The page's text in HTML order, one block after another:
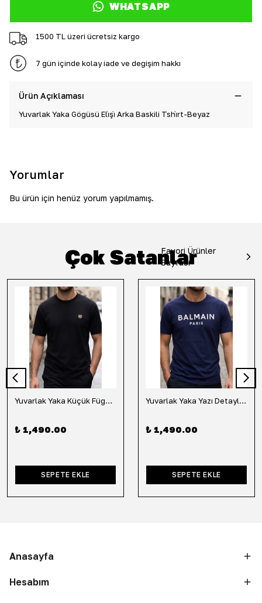
WHATSAPP
1500 TL üzeri ücretsiz kargo
7 gün içinde kolay iade ve değişim hakkı
Ürün Açıklaması
Yuvarlak Yaka Göğüsü Eli̇şi̇ Arka Baskili Tshi̇rt-Beyaz
Yorumlar
Bu ürün için henüz yorum yapılmamış.
Çok Satanlar
Favori Ürünler
Sayfası
Yuvarlak Yaka Küçük Fügür Detaylı Tişört-Siyah
₺ 1,490.00
SEPETE EKLE
Yuvarlak Yaka Yazı Detaylı Tişört-Lacivert
₺ 1,490.00
SEPETE EKLE
Anasayfa
Hesabım